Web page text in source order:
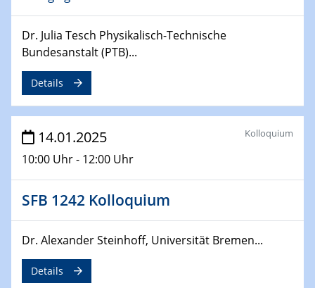
06.02.2025
Sfb-trr247-all Seminar
CataLysis Joint Colloquium)
10.02.2025 - 11.02.2025
Sfb-trr247-all Workshop
11.02.2025
SFB/TRR 270 Kolloquium
11.02.2025
11.02.2025
Natural Water to H2
Dr. Julia Tesch Physikalisch-Technische
Bundesanstalt (PTB)...
Details
14.01.2025
10:00 Uhr - 12:00 Uhr
Kolloquium
SFB 1242 Kolloquium
Dr. Alexander Steinhoff, Universität Bremen...
Details